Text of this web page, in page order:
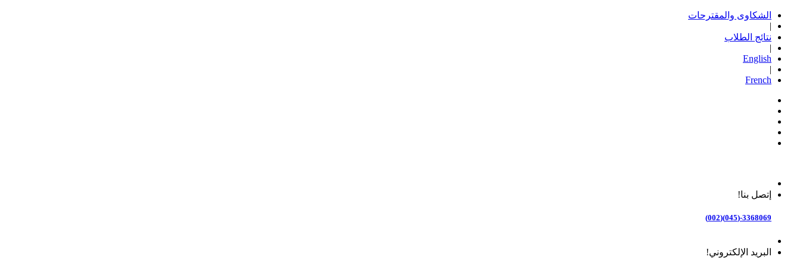
الشكاوى والمقترحات
|
نتائج الطلاب
|
English
|
French
إتصل بنا!
3368069-(045)(002)
البريد الإلكتروني!